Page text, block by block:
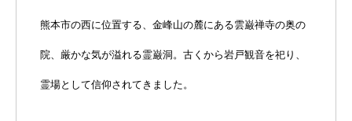
熊本市の西に位置する、金峰山の麓にある雲巌禅寺の奥の
院、厳かな気が溢れる霊巌洞。古くから岩戸観音を祀り、
霊場として信仰されてきました。